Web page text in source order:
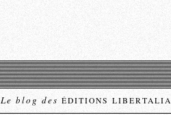
Le blog des ÉDITIONS LIBERTALIA